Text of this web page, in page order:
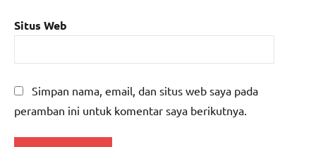
Situs Web
Simpan nama, email, dan situs web saya pada
peramban ini untuk komentar saya berikutnya.